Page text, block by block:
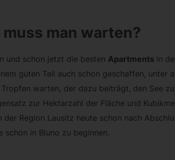
man warten?
und schon jetzt die besten Apartments in
guten Teil auch schon geschaffen, unter
warten, der dazu beiträgt, den See
zur Hektarzahl der Fläche und
Region Lausitz heute schon nach
schon in Bluno zu beginnen.